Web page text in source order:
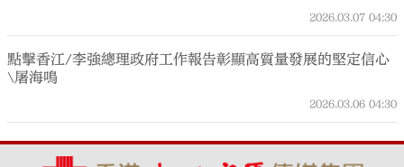
2026.03.07 04:30
點擊香江/李強總理政府工作報告彰顯高質量發展的堅定信心
\屠海鳴
2026.03.06 04:30